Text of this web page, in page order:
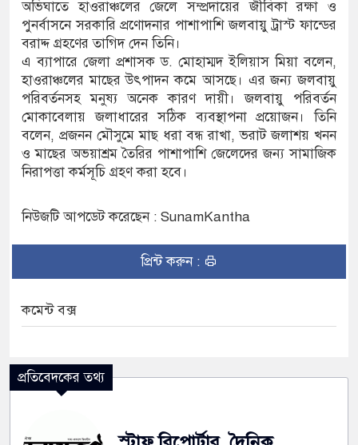
অভিঘাতে হাওরাঞ্চলের জেলে সম্প্রদায়ের জীবিকা রক্ষা ও
পুনর্বাসনে সরকারি প্রণোদনার পাশাপাশি জলবায়ু ট্রাস্ট ফান্ডের
বরাদ্দ গ্রহণের তাগিদ দেন তিনি।
এ ব্যাপারে জেলা প্রশাসক ড. মোহাম্মদ ইলিয়াস মিয়া বলেন,
হাওরাঞ্চলের মাছের উৎপাদন কমে আসছে। এর জন্য জলবায়ু
পরিবর্তনসহ মনুষ্য অনেক কারণ দায়ী। জলবায়ু পরিবর্তন
মোকাবেলায় জলাধারের সঠিক ব্যবস্থাপনা প্রয়োজন। তিনি
বলেন, প্রজনন মৌসুমে মাছ ধরা বন্ধ রাখা, ভরাট জলাশয় খনন
ও মাছের অভয়াশ্রম তৈরির পাশাপাশি জেলেদের জন্য সামাজিক
নিরাপত্তা কর্মসূচি গ্রহণ করা হবে।
নিউজটি আপডেট করেছেন : SunamKantha
প্রিন্ট করুন :
কমেন্ট বক্স
প্রতিবেদকের তথ্য